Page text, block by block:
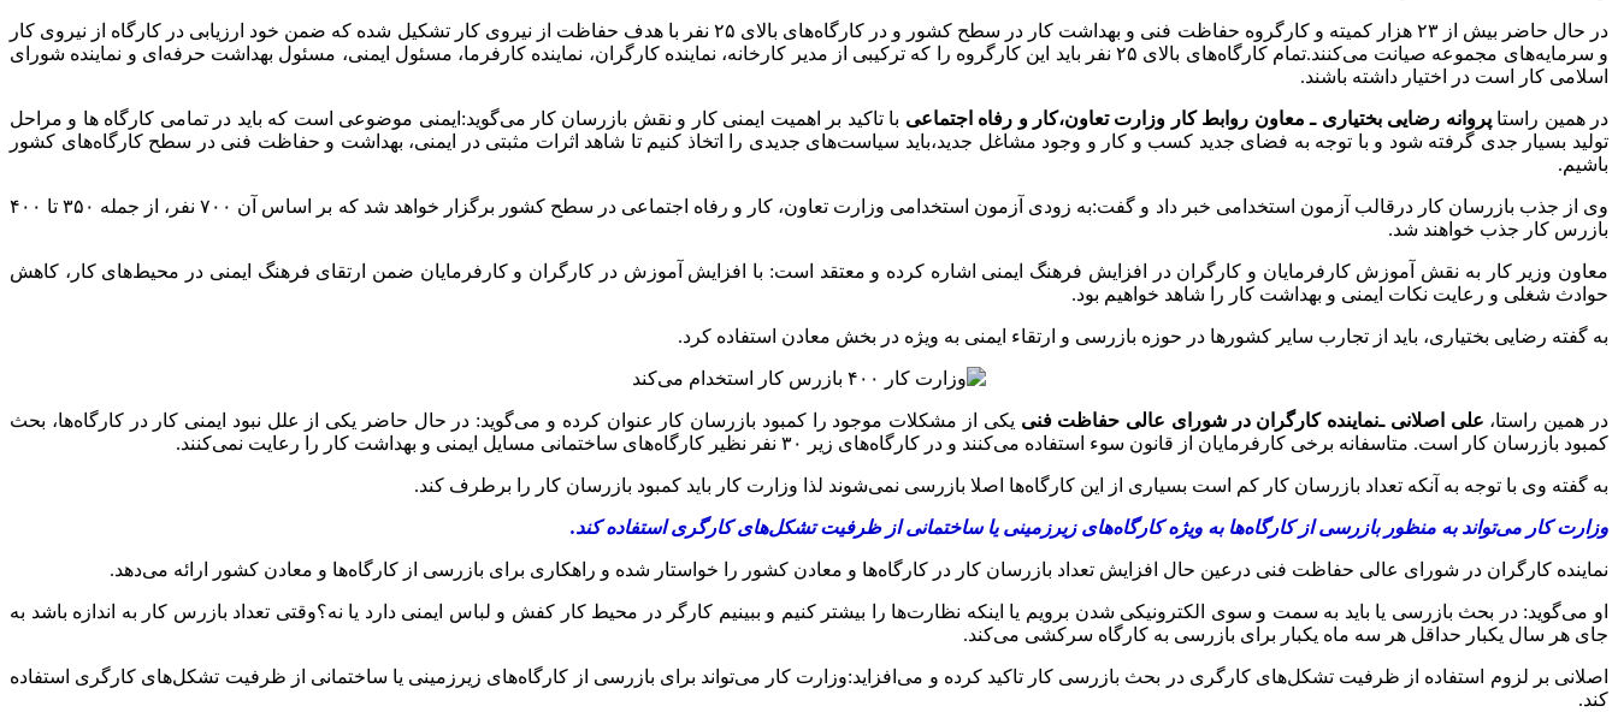
در حال حاضر بیش از ۲۳ هزار کمیته و کارگروه حفاظت فنی و بهداشت کار در سطح کشور و در کارگاه‌های بالای ۲۵ نفر با هدف حفاظت از نیروی کار تشکیل شده که ضمن خود ارزیابی در کارگاه از نیروی کار
و سرمایه‌های مجموعه صیانت می‌کنند.تمام کارگاه‌های بالای ۲۵ نفر باید این کارگروه را که ترکیبی از مدیر کارخانه، نماینده کارگران، نماینده کارفرما، مسئول ایمنی، مسئول بهداشت حرفه‌ای و نماینده شورای
اسلامی کار است در اختیار داشته باشند.
در همین راستاپروانه رضایی بختیاری ـ معاون روابط کار وزارت تعاون،کار و رفاه اجتماعی با تاکید بر
اهمیت ایمنی کار و نقش بازرسان کار می‌گوید:ایمنی موضوعی است که باید در تمامی کارگاه ها و مراحل
تولید بسیار جدی گرفته شود و با توجه به فضای جدید کسب و کار و وجود مشاغل جدید،باید سیاست‌های جدیدی را اتخاذ کنیم تا شاهد اثرات مثبتی در ایمنی، بهداشت و حفاظت فنی در سطح کارگاه‌های کشور
باشیم.
وی از جذب بازرسان کار درقالب آزمون استخدامی خبر داد و گفت:به‌ زودی آزمون استخدامی وزارت تعاون، کار و رفاه اجتماعی در سطح کشور برگزار خواهد شد که بر اساس آن ۷۰۰ نفر، از جمله ۳۵۰ تا ۴۰۰
بازرس کار جذب خواهند شد.
معاون وزیر کار به نقش آموزش کارفرمایان و کارگران در افزایش فرهنگ ایمنی اشاره کرده و معتقد است: با افزایش آموزش در کارگران و کارفرمایان ضمن ارتقای فرهنگ ایمنی در محیط‌های کار، کاهش
حوادث شغلی و رعایت نکات ایمنی و بهداشت کار را شاهد خواهیم بود.
به گفته رضایی بختیاری، باید از تجارب سایر کشورها در حوزه بازرسی و ارتقاء ایمنی به ویژه در بخش معادن استفاده کرد.
در همین راستا، علی اصلانی ـ‌نماینده کارگران در شورای عالی حفاظت فنی یکی از مشکلات موجود را کمبود بازرسان کار عنوان کرده و می‌گوید: در حال حاضر یکی از علل نبود ایمنی کار در کارگاه‌ها، بحث
کمبود بازرسان کار است. متاسفانه برخی کارفرمایان از قانون سوء استفاده می‌کنند و در کارگاه‌های زیر ۳۰ نفر نظیر کارگاه‌های ساختمانی مسایل ایمنی و بهداشت کار را رعایت نمی‌کنند.
به گفته وی با توجه به آنکه تعداد بازرسان کار کم است بسیاری از این کارگاه‌ها اصلا بازرسی نمی‌شوند لذا وزارت کار باید کمبود بازرسان کار را برطرف کند.
وزارت کار می‌تواند به منظور بازرسی از کارگاه‌ها به ویژه کارگاه‌های زیرزمینی یا ساختمانی از ظرفیت تشکل‌های کارگری استفاده کند.
نماینده کارگران در شورای عالی حفاظت فنی درعین حال افزایش تعداد بازرسان کار در کارگاه‌ها و معادن کشور را خواستار شده و راهکاری برای بازرسی از کارگاه‌ها و معادن کشور ارائه می‌دهد.
او می‌گوید: در بحث بازرسی یا باید به سمت و سوی الکترونیکی شدن برویم‌ یا اینکه نظارت‌ها را بیشتر کنیم و ببینیم کارگر در محیط کار کفش و لباس ایمنی دارد یا نه؟وقتی تعداد بازرس کار به اندازه باشد به
جای هر سال یکبار حداقل هر سه ماه یکبار برای بازرسی به کارگاه سرکشی می‌کند.
اصلانی بر لزوم استفاده از ظرفیت تشکل‌های کارگری در بحث بازرسی کار تاکید کرده و می‌افزاید:وزارت کار می‌تواند برای بازرسی از کارگاه‌های زیرزمینی یا ساختمانی از ظرفیت تشکل‌های کارگری استفاده
کند.